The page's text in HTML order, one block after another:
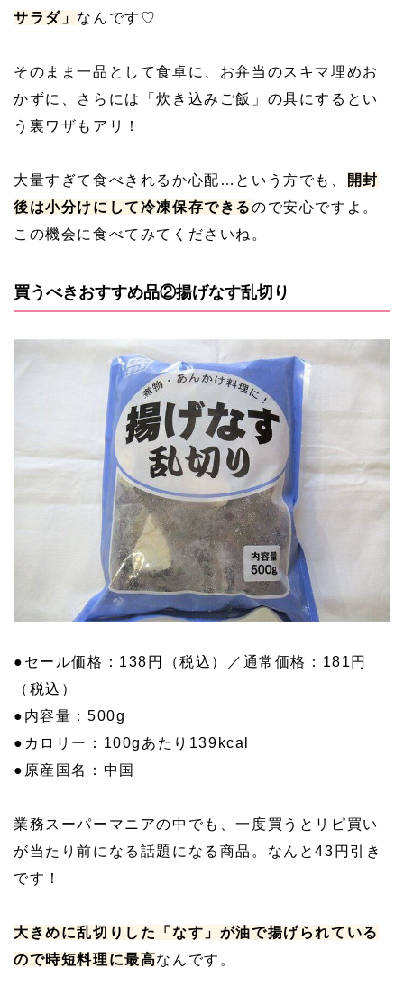
サラダ」 なんです♡
そのまま一品として食卓に、お弁当のスキマ埋めお
かずに、さらには「炊き込みご飯」の具にするとい
う裏ワザもアリ！
大量すぎて食べきれるか心配…という方でも、
開封
後は小分けにして冷凍保存できるので安心ですよ。
この機会に食べてみてくださいね。
買うべきおすすめ品②揚げなす乱切り
●セール価格：138円（税込）／通常価格：181円
（税込）
●内容量：500g
●カロリー：100gあたり139kcal
●原産国名：中国
業務スーパーマニアの中でも、一度買うとリピ買い
が当たり前になる話題になる商品。なんと43円引き
です！
大きめに乱切りした「なす」が油で揚げられている
ので時短料理に最高なんです。